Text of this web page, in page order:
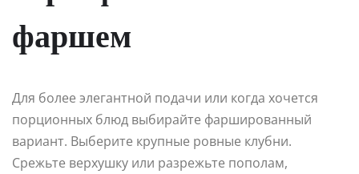
фаршем
Для более элегантной подачи или когда хочется
порционных блюд выбирайте фаршированный
вариант. Выберите крупные ровные клубни.
Срежьте верхушку или разрежьте пополам,